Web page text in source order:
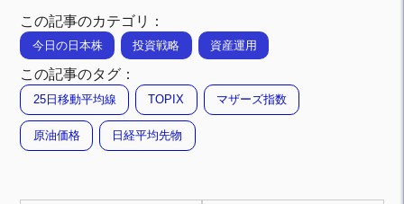
この記事のカテゴリ：
今日の日本株 投資戦略 資産運用
この記事のタグ：
25日移動平均線 TOPIX マザーズ指数
原油価格 日経平均先物